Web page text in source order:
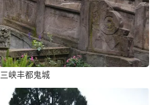
三峡丰都鬼城